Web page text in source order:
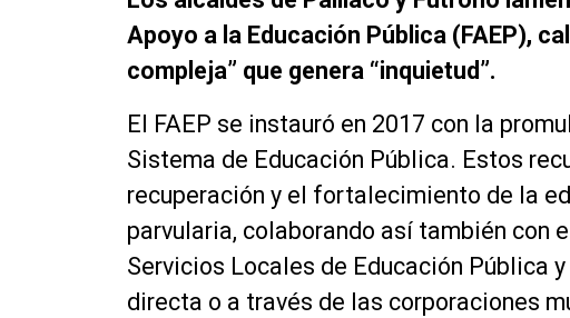
Apoyo a la Educación Pública (FAEP),
compleja” que genera “inquietud”.
El FAEP se instauró en 2017 con la
Sistema de Educación Pública. Estos
recuperación y el fortalecimiento de la
parvularia, colaborando así también con
Servicios Locales de Educación Pública
directa o a través de las corporaciones